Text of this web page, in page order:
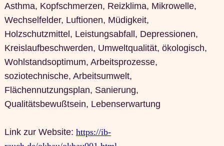
Asthma, Kopfschmerzen, Reizklima, Mikrowelle,
Wechselfelder, Luftionen, Müdigkeit,
Holzschutzmittel, Leistungsabfall, Depressionen,
Kreislaufbeschwerden, Umweltqualität, ökologisch,
Wohlstandsoptimum, Arbeitsprozesse,
soziotechnische, Arbeitsumwelt,
Flächennutzungsplan, Sanierung,
Qualitätsbewußtsein, Lebenserwartung
Link zur Website: https://ib-